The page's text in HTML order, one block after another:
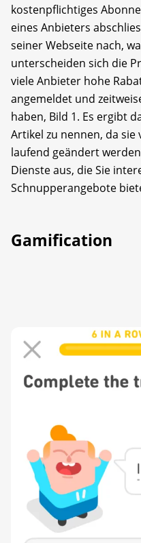
kostenpflichtiges
eines Anbieters
seiner Webseite nach,
unterscheiden sich die
viele Anbieter hohe
angemeldet und
haben, Bild 1. Es ergibt
Artikel zu nennen, da
laufend geändert
Dienste aus, die Sie
Schnupperangebote
Gamification